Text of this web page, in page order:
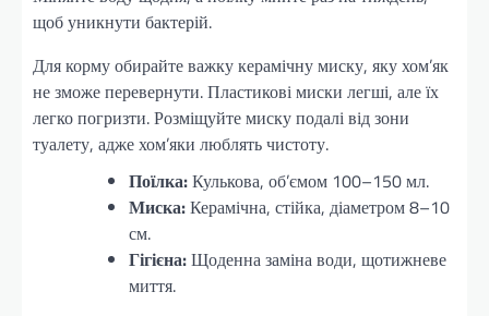
щоб уникнути бактерій.
Для корму обирайте важку керамічну миску, яку хом’як
не зможе перевернути. Пластикові миски легші, але їх
легко погризти. Розміщуйте миску подалі від зони
туалету, адже хом’яки люблять чистоту.
Поїлка:Кулькова, об’ємом 100–150 мл.
Миска:Керамічна, стійка, діаметром 8–10
см.
Гігієна:Щоденна заміна води, щотижневе
миття.